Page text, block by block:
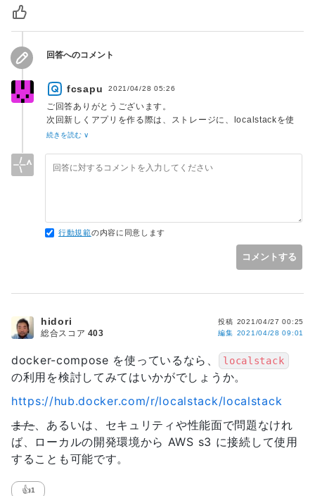
回答へのコメント
fcsapu 2021/04/28 05:26
ご回答ありがとうございます。
次回新しくアプリを作る際は、ストレージに、localstackを使
ったS3または AWSのS3に接続 または ローカルPC という
続きを読む ∨
行動規範の内容に同意します
コメントする
docker-compose を使っているなら、 localstack
の利用を検討してみてはいかがでしょうか。
https://hub.docker.com/r/localstack/localstack
また、あるいは、セキュリティや性能面で問題なけれ
ば、ローカルの開発環境から AWS s3 に接続して使用
することも可能です。
投稿 2021/04/27 00:25
編集 2021/04/28 09:01
hidori
総合スコア 403
👍1